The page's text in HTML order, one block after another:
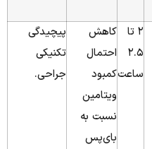
۲ تا
۲.۵
ساعت
کاهش
احتمال
کمبود
ویتامین
نسبت به
بای‌پس
پیچیدگی
تکنیکی
جراحی.